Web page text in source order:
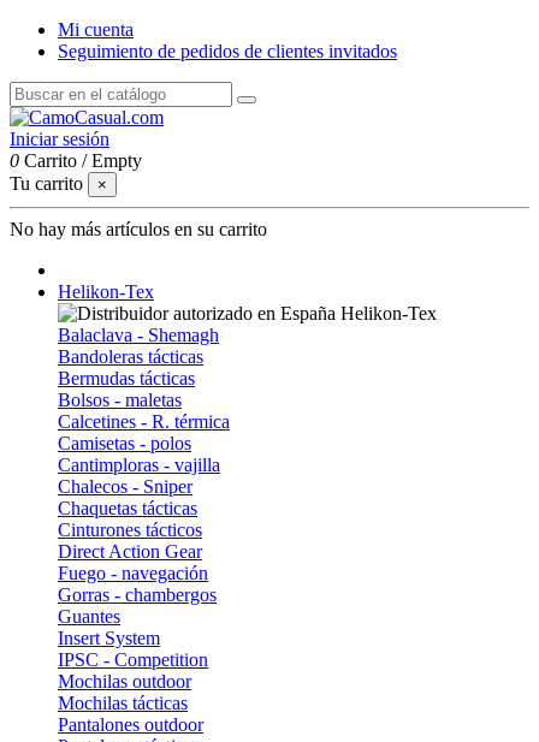
Mi cuenta
Seguimiento de pedidos de clientes invitados
Iniciar sesión
0 Carrito /Empty
Tu carrito
×
No hay más artículos en su carrito
Helikon-Tex
Balaclava - Shemagh
Bandoleras tácticas
Bermudas tácticas
Bolsos - maletas
Calcetines - R. térmica
Camisetas - polos
Cantimploras - vajilla
Chalecos - Sniper
Chaquetas tácticas
Cinturones tácticos
Direct Action Gear
Fuego - navegación
Gorras - chambergos
Guantes
Insert System
IPSC - Competition
Mochilas outdoor
Mochilas tácticas
Pantalones outdoor